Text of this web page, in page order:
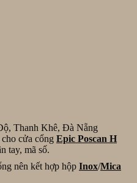
Thanh Khê, Đà Nẵng
cửa cổng Epic Poscan H
tay, mã số.
nên kết hợp hộp Inox/Mica